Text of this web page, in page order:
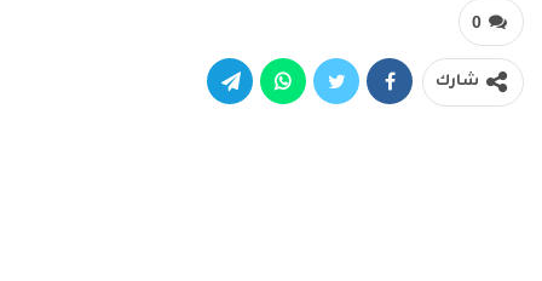
0
شارك